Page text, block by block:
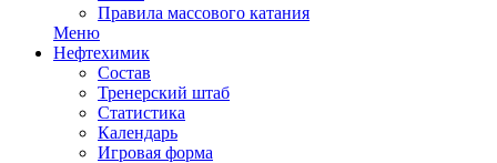
Правила массового катания
Меню
Нефтехимик
Состав
Тренерский штаб
Статистика
Календарь
Игровая форма